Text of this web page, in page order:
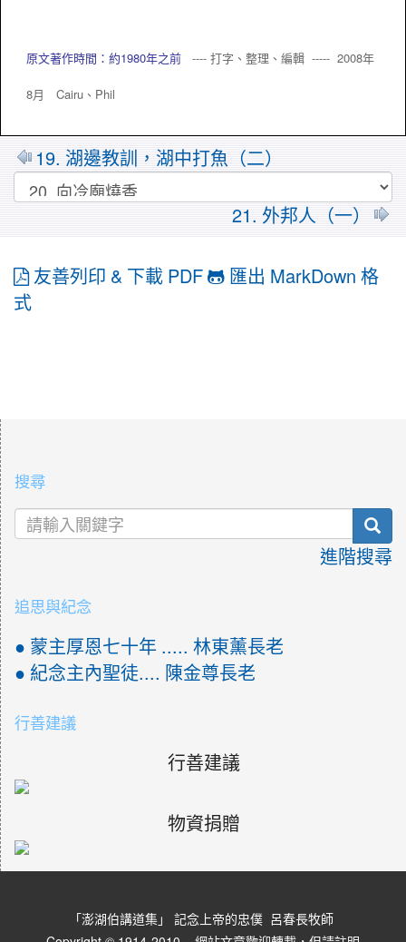
原文著作時間：約1980年之前 ---- 打字、整理、編輯 ----- 2008年
8月 Cairu、 Phil
19. 湖邊教訓，湖中打魚（二）
21. 外邦人（一）
友善列印 & 下載 PDF
匯出 MarkDown 格
式
搜尋
進階搜尋
追思與紀念
● 蒙主厚恩七十年 ..... 林東薰長老
● 紀念主內聖徒.... 陳金尊長老
行善建議
行善建議
物資捐贈
「澎湖伯講道集」 記念上帝的忠僕 呂春長牧師